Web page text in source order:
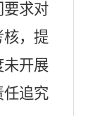
要求对
，提
未开展
任追究